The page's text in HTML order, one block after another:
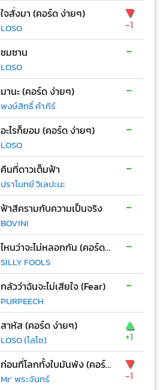
ใจสั่งมา (คอร์ด ง่ายๆ)
LOSO
▼
-1
ซมซาน
LOSO
-
มานะ (คอร์ด ง่ายๆ)
พงษ์สิทธิ์ คำภีร์
-
อะไรก็ยอม (คอร์ด ง่ายๆ)
LOSO
-
คืนที่ดาวเต็มฟ้า
ปราโมทย์ วิเลปะนะ
-
ฟ้าสีครามกับความเป็นจริง
BOVINI
-
ไหนว่าจะไม่หลอกกัน (คอร์ด ง่ายๆ)
SILLY FOOLS
-
กลัวว่าฉันจะไม่เสียใจ (Fear)
PURPEECH
-
สาหัส (คอร์ด ง่ายๆ)
LOSO (โลโซ)
▲
+1
ก่อนที่โลกทั้งใบมันพัง (คอร์ด ง่ายๆ)
Mr’ พระจันทร์
▼
-1